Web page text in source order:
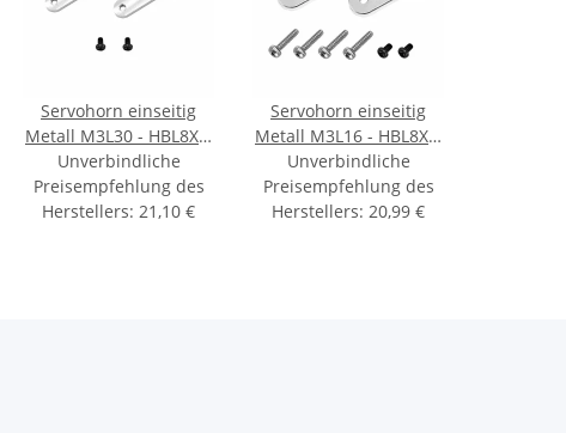
Servohorn einseitig
Metall M3L30 - HBL8X0,
HBL380
Unverbindliche
Preisempfehlung des
Herstellers: 21,10 €
Servohorn einseitig
Metall M3L16 - HBL8X0,
HBL380
Unverbindliche
Preisempfehlung des
Herstellers: 20,99 €